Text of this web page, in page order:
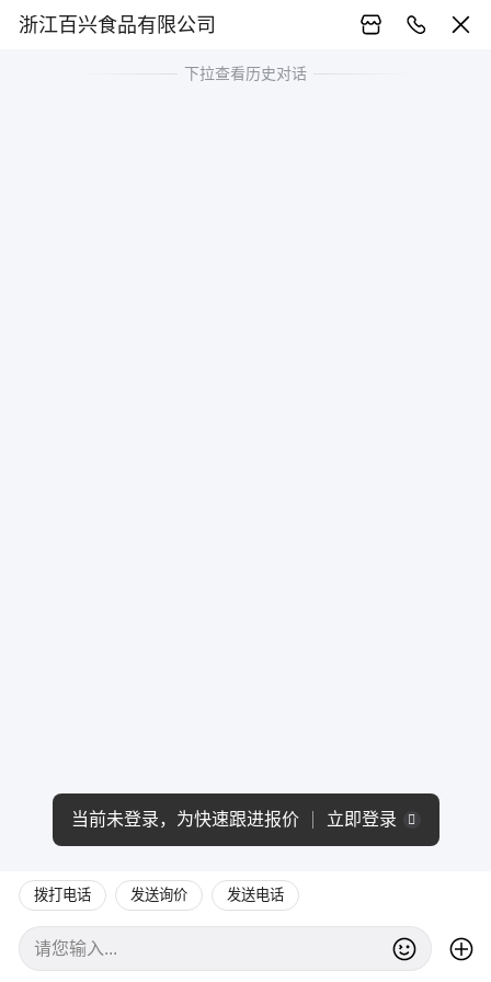
浙江百兴食品有限公司
下拉查看历史对话
拨打电话 发送询价 发送电话
当前未登录，为快速跟进报价 立即登录